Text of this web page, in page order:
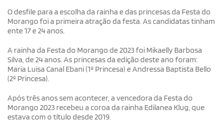
O desfile para a escolha da rainha e das princesas da Festa do
Morango foi a primeira atração da festa. As candidatas tinham
ente 17 e 24 anos.
A rainha da Festa do Morango de 2023 foi Mikaelly Barbosa
Silva, de 24 anos. As princesas da edição deste ano foram:
Maria Luisa Canal Ebani (1º Princesa) e Andressa Baptista Bello
(2º Princesa).
Após três anos sem acontecer, a vencedora da Festa do
Morango 2023 recebeu a coroa da rainha Edilanea Klug, que
estava com o título desde 2019.